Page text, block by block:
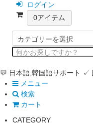
ログイン
0アイテム
💬 日本語,韓国語サポート ✓
メニュー
検索
カート
CATEGORY